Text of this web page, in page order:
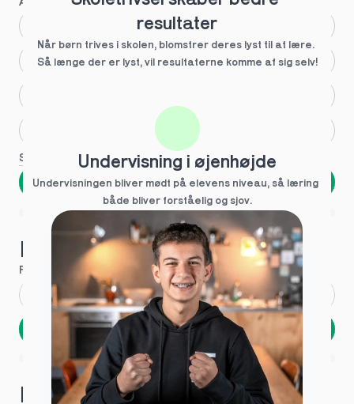
Anbefalet til dig
Større skoleglæde
Se flere
Næste
Spring over
1 ud af 9 for at finde den rette tutor
Hvad hedder du?
Fornavn Efternavn
Næste
Opbevares sikkert - oplysninger deles aldrig
1 ud af 9 for at finde den rette tutor
Hvordan kontakter vi dig?
resultater
Når børn trives i skolen, blomstrer deres lyst til at lære.
Så længe der er lyst, vil resultaterne komme af sig selv!
Undervisning i øjenhøjde
Undervisningen bliver mødt på elevens niveau, så læring
både bliver forståelig og sjov.